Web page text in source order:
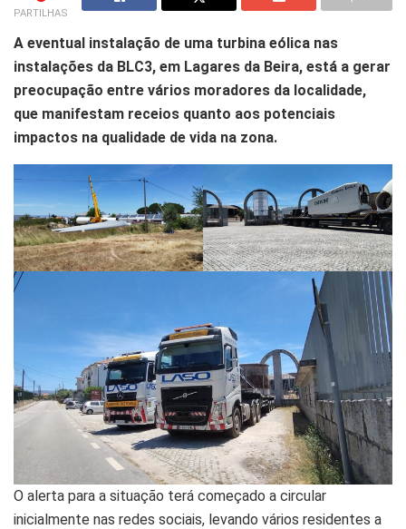
PARTILHAS
A eventual instalação de uma turbina eólica nas
instalações da BLC3, em Lagares da Beira, está a gerar
preocupação entre vários moradores da localidade,
que manifestam receios quanto aos potenciais
impactos na qualidade de vida na zona.
O alerta para a situação terá começado a circular
inicialmente nas redes sociais, levando vários residentes a